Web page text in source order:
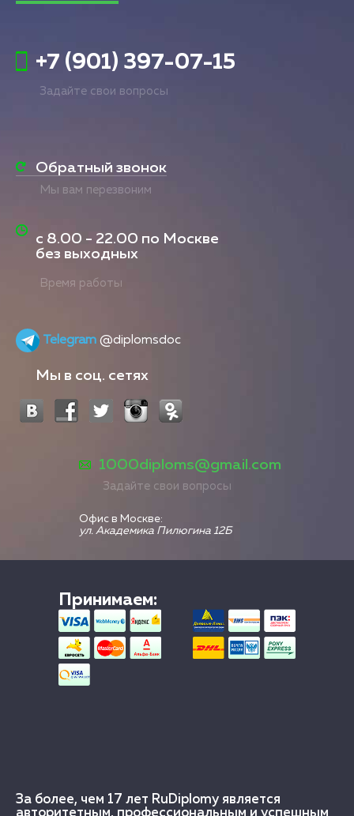
+7 (901) 397-07-15
Задайте свои вопросы
Обратный звонок
Мы вам перезвоним
с 8.00 - 22.00 по Москве
без выходных
Время работы
Telegram @diplomsdoc
Мы в соц. сетях
1000diploms@gmail.com
Задайте свои вопросы
Офис в Москве:
ул. Академика Пилюгина 12Б
Принимаем:
За более, чем 17 лет RuDiplomy является
авторитетным, профессиональным и успешным